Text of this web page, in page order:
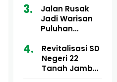
Artifisial bagi
Guru
Matematika
Motor Imum
Gampong, Uji
Nyali APH
Bermain di
Balik Rp250
Ribu
Jalan Rusak
Jadi Warisan
Puluhan
dan Tgk
Muharuddin
Kini Didesak
Revitalisasi SD
Negeri 22
Tanah Jambo